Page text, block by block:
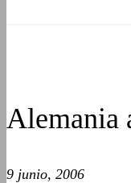
Alemania
9 junio, 2006